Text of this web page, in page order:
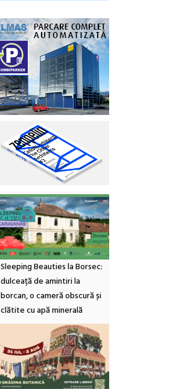
Sleeping Beauties la Borsec:
dulceață de amintiri la
borcan, o cameră obscură și
clătite cu apă minerală